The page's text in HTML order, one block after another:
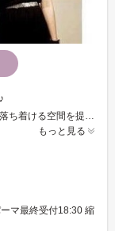
店内は白と黒を基調とした、シンプルな色合いで、落ち着ける空間を提供。 天井から吊り下がる様々な照明が、異国ムード漂う雰囲気を演出。 日常の喧騒から離れた当店を訪れて、心身をリフレッシュしませんか♪
もっと見る
マ最終受付18:30 縮